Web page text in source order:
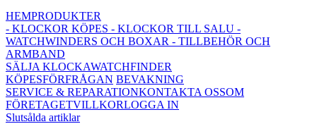
HEMPRODUKTER
- KLOCKOR KÖPES - KLOCKOR TILL SALU -
WATCHWINDERS OCH BOXAR - TILLBEHÖR OCH
ARMBAND
SÄLJA KLOCKAWATCHFINDER
KÖPESFÖRFRÅGAN BEVAKNING
SERVICE & REPARATIONKONTAKTA OSSOM
FÖRETAGETVILLKORLOGGA IN
Slutsålda artiklar